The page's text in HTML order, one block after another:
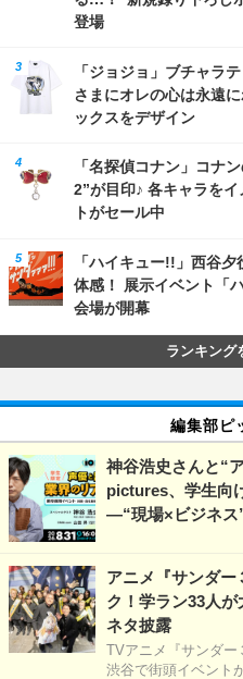
登場
「ジョジョ」ブチャラ
さまにオレの心は永遠
ックスをデザイン
「名探偵コナン」コナ
2”が目印♪ 各キャラを
トがセール中
「ハイキュー!!」西谷
体感！ 展示イベント「
会場が開幕
ランキング
編集部ピ
神谷浩史さんと“
pictures、学生向
―“現場×ビジネス
アニメ『サンダー
ク！学ラン33人
ネタ披露
TVアニメ『サンダー
渋谷で街頭イベント